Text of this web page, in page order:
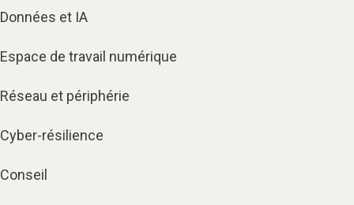
Données et IA
Espace de travail numérique
Réseau et périphérie
Cyber-résilience
Conseil